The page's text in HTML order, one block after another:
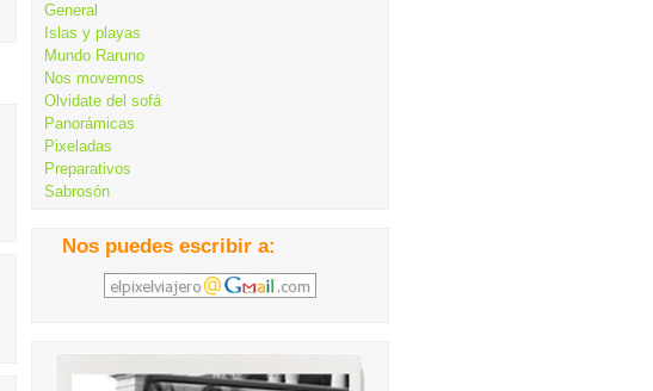
General
Islas y playas
Mundo Raruno
Nos movemos
Olvidate del sofá
Panorámicas
Pixeladas
Preparativos
Sabrosón
Nos puedes escribir a: